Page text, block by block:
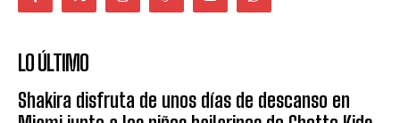
LO ÚLTIMO
Shakira disfruta de unos días de descanso en